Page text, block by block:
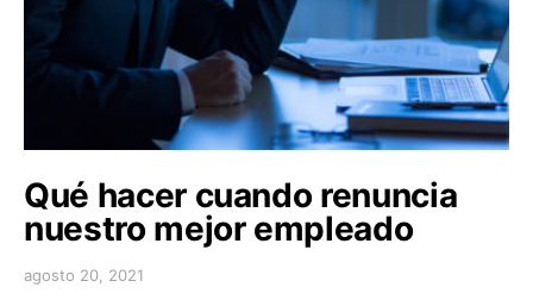
Qué hacer cuando renuncia
nuestro mejor empleado
agosto 20, 2021